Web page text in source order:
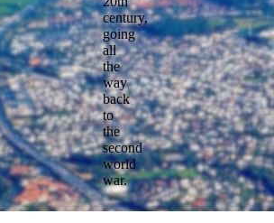
century,
going
all
the
way
back
to
the
second
world
war.